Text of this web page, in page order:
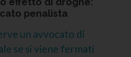
penalista
un avvocato di
se si viene fermati